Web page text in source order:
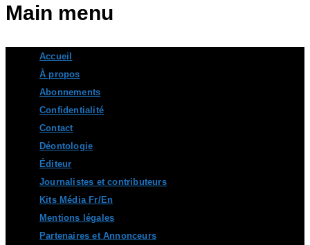
Main menu
content
Accueil
À propos
Abonnements
Confidentialité
Contact
Déontologie
Éditeur
Journalistes et contributeurs
Kits Média Fr/En
Mentions légales
Partenaires et Annonceurs